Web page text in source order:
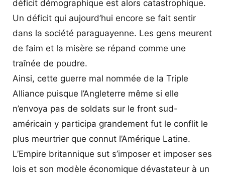
déficit démographique est alors catastrophique.
Un déficit qui aujourd’hui encore se fait sentir
dans la société paraguayenne. Les gens meurent
de faim et la misère se répand comme une
traînée de poudre.
Ainsi, cette guerre mal nommée de la Triple
Alliance puisque l’Angleterre même si elle
n’envoya pas de soldats sur le front sud-
américain y participa grandement fut le conflit le
plus meurtrier que connut l’Amérique Latine.
L’Empire britannique sut s’imposer et imposer ses
lois et son modèle économique dévastateur à un